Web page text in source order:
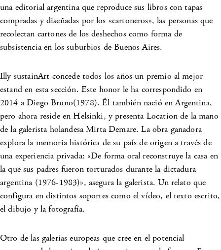
una editorial argentina que reproduce sus libros con tapas
compradas y diseñadas por los «cartoneros», las personas que
recolectan cartones de los deshechos como forma de
subsistencia en los suburbios de Buenos Aires.
Illy sustainArt concede todos los años un premio al mejor
estand en esta sección. Este honor le ha correspondido en
2014 a Diego Bruno(1978). Él también nació en Argentina,
pero ahora reside en Helsinki, y presenta Location de la mano
de la galerista holandesaMirta Demare. La obra ganadora
explora la memoria histórica de su país de origen a través de
una experiencia privada: «De forma oral reconstruye la casa en
la que sus padres fueron torturados durante la dictadura
argentina (1976-1983)», asegura la galerista. Un relato que
configura en distintos soportes como el vídeo, el texto escrito,
el dibujo y la fotografía.
Otro de las galerías europeas que cree en el potencial